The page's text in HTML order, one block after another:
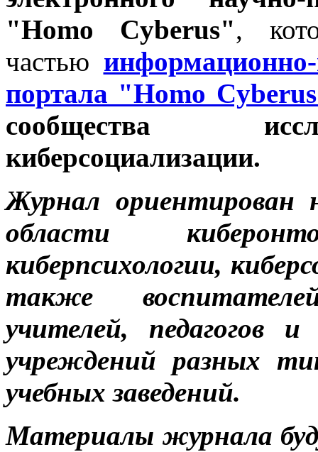
"Homo Cyberus",
частью информационно-
портала "Homo
сообщества
киберсоциализации.
Журнал ориентирован
области
киберпсихологии,
также
учителей, педагогов и
учреждений разных
учебных заведений.
Материалы журнала